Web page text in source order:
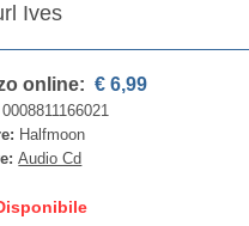
Ives
online: € 6,99
0008811166021
Halfmoon
Audio Cd